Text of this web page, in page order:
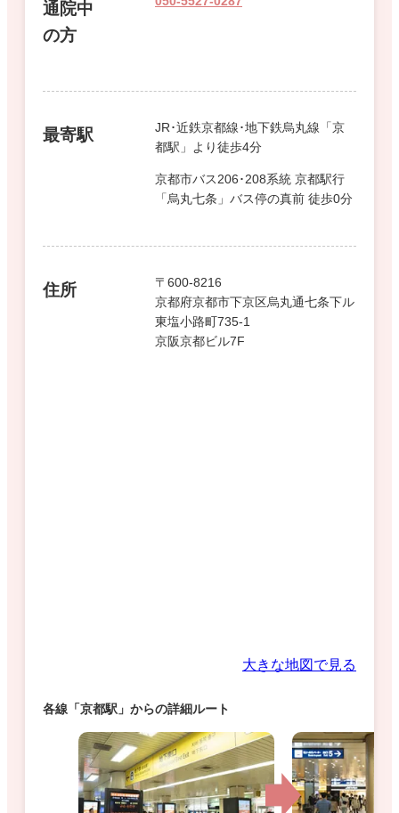
通院中
の方
最寄駅
JR･近鉄京都線･地下鉄烏丸線「京
都駅」より徒歩4分
京都市バス206･208系統 京都駅行
「烏丸七条」バス停の真前 徒歩0分
住所
〒600-8216
京都府京都市下京区烏丸通七条下ル
東塩小路町735-1
京阪京都ビル7F
大きな地図で見る
各線「京都駅」からの詳細ルート